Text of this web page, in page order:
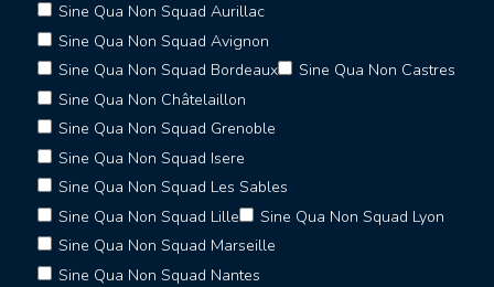
Sine Qua Non Squad Aurillac
Sine Qua Non Squad Avignon
Sine Qua Non Squad Bordeaux
Sine Qua Non Castres
Sine Qua Non Châtelaillon
Sine Qua Non Squad Grenoble
Sine Qua Non Squad Isere
Sine Qua Non Squad Les Sables
Sine Qua Non Squad Lille
Sine Qua Non Squad Lyon
Sine Qua Non Squad Marseille
Sine Qua Non Squad Nantes